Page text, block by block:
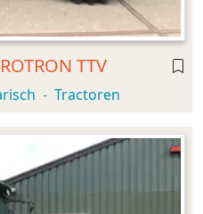
TTV
Tractoren